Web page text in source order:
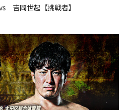
吉岡世起【挑戦者】